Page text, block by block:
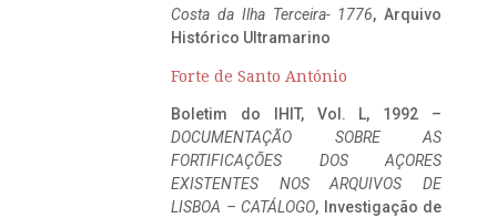
Costa da Ilha Terceira- 1776, Arquivo
Histórico Ultramarino
Forte de Santo António
Boletim do IHIT, Vol. L, 1992 –
DOCUMENTAÇÃO SOBRE AS
FORTIFICAÇÕES DOS AÇORES
EXISTENTES NOS ARQUIVOS DE
LISBOA – CATÁLOGO, Investigação de